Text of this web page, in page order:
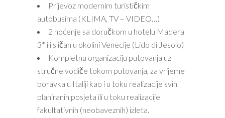
Prijevoz modernim turističkim
autobusima (KLIMA, TV – VIDEO…)
2 noćenje sa doručkom u hotelu Madera
3* ili sličan u okolini Venecije (Lido di Jesolo)
Kompletnu organizaciju putovanja uz
stručne vodiče tokom putovanja, za vrijeme
boravka u Italiji kao i u toku realizacije svih
planiranih posjeta ili u toku realizacije
fakultativnih (neobaveznih) izleta.